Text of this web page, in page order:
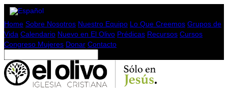
Home Sobre Nosotros Nuestro Equipo Lo Que Creemos Grupos de
Vida Calendario Nuevo en El Olivo Prédicas Recursos Cursos
Congreso Mujeres Donar Contacto